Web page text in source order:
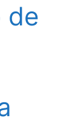
de